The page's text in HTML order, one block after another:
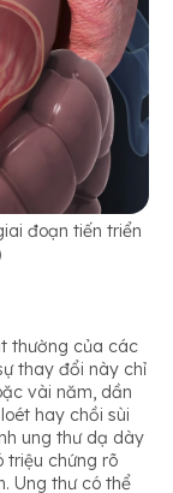
đoạn tiến triển
thường của các
thay đổi này chỉ
vài năm, dần
hay chồi sùi
ung thư dạ dày
triệu chứng rõ
Ung thư có thể